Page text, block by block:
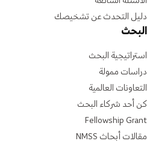
دليل التحدث عن تشخيصك
البحث
استراتيجية البحث
دراسات ممولة
التعاونات العالمية
كن أحد شركاء البحث
Fellowship Grant
مقالات أبحاث NMSS